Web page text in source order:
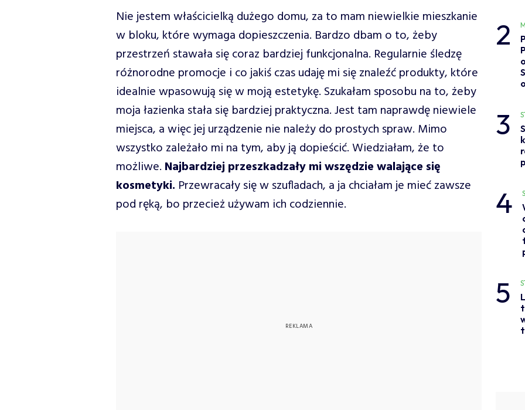
Nie jestem właścicielką dużego domu, za to mam niewielkie mieszkanie
w bloku, które wymaga dopieszczenia. Bardzo dbam o to, żeby
przestrzeń stawała się coraz bardziej funkcjonalna. Regularnie śledzę
różnorodne promocje i co jakiś czas udaję mi się znaleźć produkty, które
idealnie wpasowują się w moją estetykę. Szukałam sposobu na to, żeby
moja łazienka stała się bardziej praktyczna. Jest tam naprawdę niewiele
miejsca, a więc jej urządzenie nie należy do prostych spraw. Mimo
wszystko zależało mi na tym, aby ją dopieścić. Wiedziałam, że to
możliwe. Najbardziej przeszkadzały mi wszędzie walające się
kosmetyki. Przewracały się w szufladach, a ja chciałam je mieć zawsze
pod ręką, bo przecież używam ich codziennie.
2
3
4
5